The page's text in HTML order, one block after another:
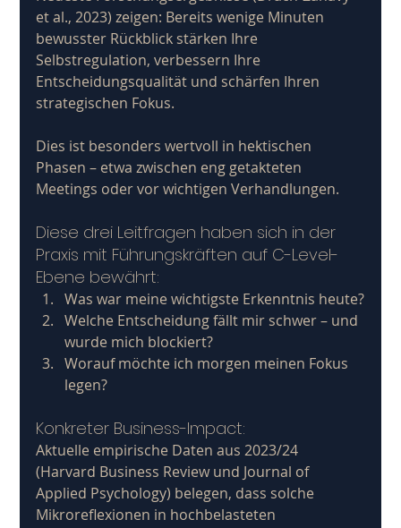
et al., 2023) zeigen: Bereits wenige Minuten
bewusster Rückblick stärken Ihre
Selbstregulation, verbessern Ihre
Entscheidungsqualität und schärfen Ihren
strategischen Fokus.
Dies ist besonders wertvoll in hektischen
Phasen – etwa zwischen eng getakteten
Meetings oder vor wichtigen Verhandlungen.
Diese drei Leitfragen haben sich in der
Praxis mit Führungskräften auf C-Level-
Ebene bewährt:
Was war meine wichtigste Erkenntnis heute?
Welche Entscheidung fällt mir schwer – und
wurde mich blockiert?
Worauf möchte ich morgen meinen Fokus
legen?
Konkreter Business-Impact:
Aktuelle empirische Daten aus 2023/24
(Harvard Business Review und Journal of
Applied Psychology) belegen, dass solche
Mikroreflexionen in hochbelasteten